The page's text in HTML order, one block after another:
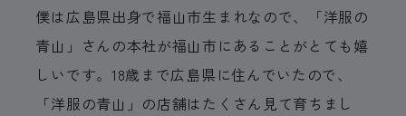
僕は広島県出身で福山市生まれなので、「洋服の
青山」さんの本社が福山市にあることがとても嬉
しいです。18歳まで広島県に住んでいたので、
「洋服の青山」の店舗はたくさん見て育ちまし